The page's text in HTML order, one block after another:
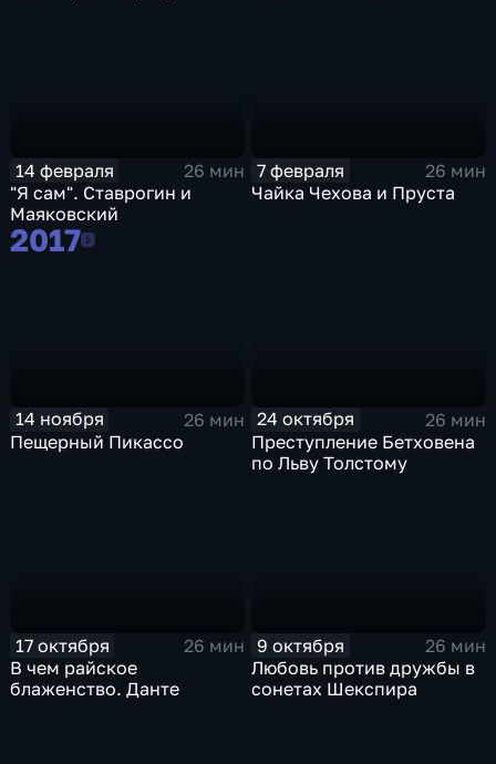
14 февраля
26 мин
"Я сам". Ставрогин и
Маяковский
7 февраля
26 мин
Чайка Чехова и Пруста
20172017
14 ноября
26 мин
Пещерный Пикассо
24 октября
26 мин
Преступление Бетховена
по Льву Толстому
17 октября
26 мин
В чем райское
блаженство. Данте
9 октября
26 мин
Любовь против дружбы в
сонетах Шекспира